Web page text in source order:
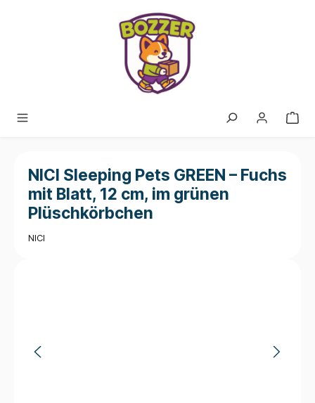
NICI Sleeping Pets GREEN – Fuchs
mit Blatt, 12 cm, im grünen
Plüschkörbchen
NICI